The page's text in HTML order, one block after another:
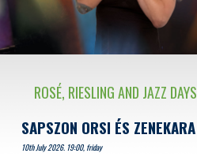
ROSÉ, RIESLING AND JAZZ DAYS
SAPSZON ORSI ÉS ZENEKARA
10th July 2026. 19:00, friday